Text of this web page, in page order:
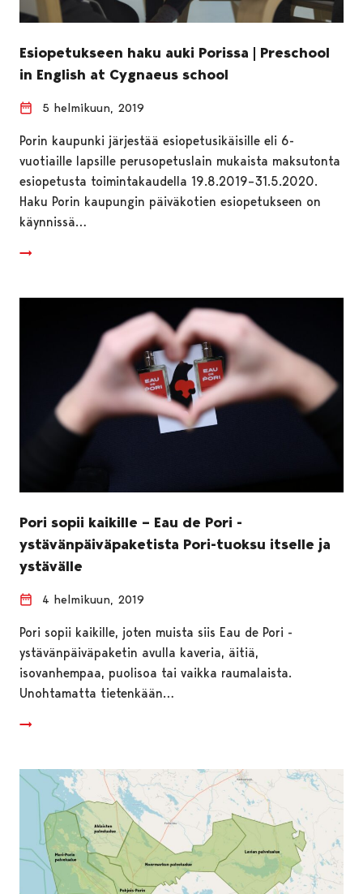
Esiopetukseen haku auki Porissa | Preschool
in English at Cygnaeus school
5 helmikuun, 2019
Porin kaupunki järjestää esiopetusikäisille eli 6-
vuotiaille lapsille perusopetuslain mukaista maksutonta
esiopetusta toimintakaudella 19.8.2019–31.5.2020.
Haku Porin kaupungin päiväkotien esiopetukseen on
käynnissä…
Pori sopii kaikille – Eau de Pori -
ystävänpäiväpaketista Pori-tuoksu itselle ja
ystävälle
4 helmikuun, 2019
Pori sopii kaikille, joten muista siis Eau de Pori -
ystävänpäiväpaketin avulla kaveria, äitiä,
isovanhempaa, puolisoa tai vaikka raumalaista.
Unohtamatta tietenkään…